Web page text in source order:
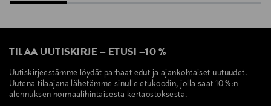
TILAA UUTISKIRJE – ETUSI –10 %
Uutiskirjeestämme löydät parhaat edut ja ajankohtaiset uutuudet.
Uutena tilaajana lähetämme sinulle etukoodin, jolla saat 10 %:n
alennuksen normaalihintaisesta kertaostoksesta.